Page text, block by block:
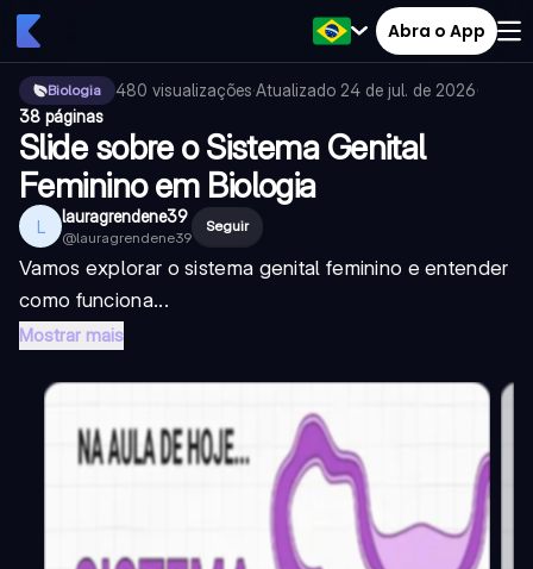
Abra o App
Biologia 480 visualizações·Atualizado 24 de jul. de 2026·
38 páginas
Slide sobre o Sistema Genital
Feminino em Biologia
L lauragrendene39
@lauragrendene39
Seguir
Vamos explorar o sistema genital feminino e entender
como funciona...
Mostrar mais